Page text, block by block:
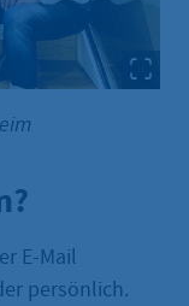
E-Mail
persönlich.